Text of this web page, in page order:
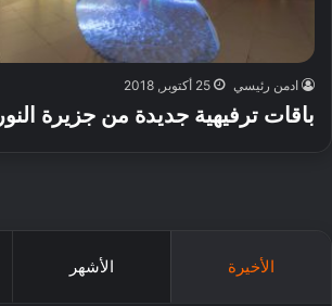
ادمن رئيسي 25 أكتوبر, 2018
باقات ترفيهية جديدة من جزيرة النور
الأخيرة الأشهر